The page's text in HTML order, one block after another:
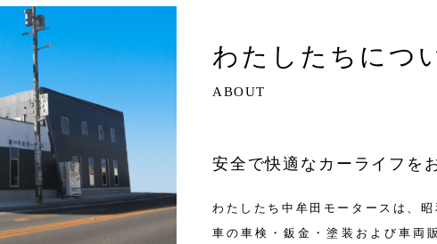
わたしたちにつ
ABOUT
安全で快適なカーライフを
わたしたち中牟田モータースは、
車の車検・鈑金・塗装および車両